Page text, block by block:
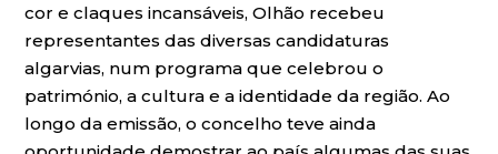
cor e claques incansáveis, Olhão recebeu
representantes das diversas candidaturas
algarvias, num programa que celebrou o
património, a cultura e a identidade da região. Ao
longo da emissão, o concelho teve ainda